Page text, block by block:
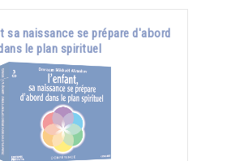
sa naissance se prépare d'abord
le plan spirituel